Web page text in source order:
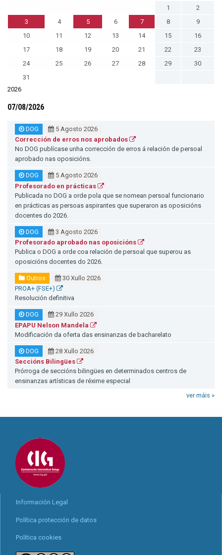
1
2
3
4 5 6 7 8
9
10
11 12 13 14 15
16
17
18 19 20 21 22
23
24
25 26 27 28 29
30
31
2026
07/08/2026
DOG
5 Agosto 2026
Corrección de erros nos aprobados
No DOG publícase unha corrección de erros á relación de persoal
aprobado nas oposicións.
DOG
5 Agosto 2026
Profesorado en prácticas
Publicada no DOG a orde pola que se nomean persoal funcionario
en prácticas as persoas aspirantes que superaron as oposicións
docentes do 2026.
DOG
3 Agosto 2026
Profesorado aprobado nas oposicións
Publica o DOG a orde coa relación de persoal que superou as
oposicións docentes do 2026.
Outros
30 Xullo 2026
PROA+ (FSE+)
Resolución definitiva
DOG
29 Xullo 2026
EPAPU Nelson Mandela
Modificación da oferta das ensinanzas de bacharelato
DOG
28 Xullo 2026
Seccións Bilingües
Prórroga de seccións bilingües en determinados centros de
ensinanzas artísticas de réxime especial
ver máis »
Información Legal
Política protección de datos
Política cookies